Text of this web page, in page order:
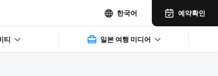
티 일본 여행 미디어
한국어 예약확인